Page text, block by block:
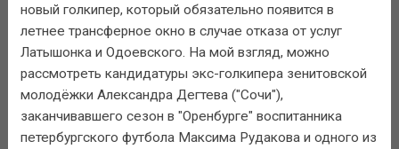
новый голкипер, который обязательно появится в
летнее трансферное окно в случае отказа от услуг
Латышонка и Одоевского. На мой взгляд, можно
рассмотреть кандидатуры экс-голкипера зенитовской
молодёжки Александра Дегтева ("Сочи"),
заканчивавшего сезон в "Оренбурге" воспитанника
петербургского футбола Максима Рудакова и одного из